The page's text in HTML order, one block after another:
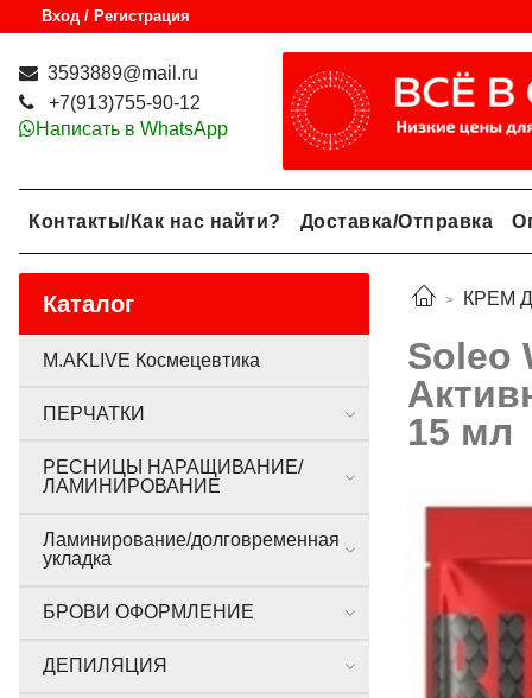
Вход / Регистрация
3593889@mail.ru
+7(913)755-90-12
Написать в WhatsApp
Контакты/Как нас найти? Доставка/Отправка
КРЕМ
Soleo
15 мл
Каталог
M.AKLIVE Космецевтика
ПЕРЧАТКИ
РЕСНИЦЫ НАРАЩИВАНИЕ/
ЛАМИНИРОВАНИЕ
Ламинирование/долговременная
укладка
БРОВИ ОФОРМЛЕНИЕ
ДЕПИЛЯЦИЯ